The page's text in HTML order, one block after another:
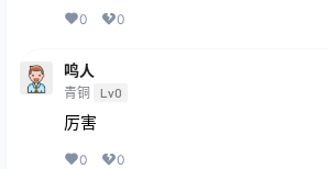
0 0
鸣人
青铜 Lv0
厉害
0 0